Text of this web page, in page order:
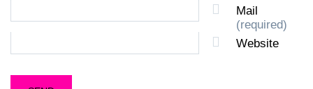
Mail
(required)
Website